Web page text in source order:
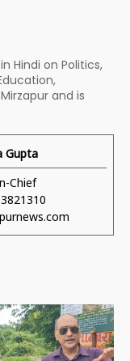
Hindi on Politics,
and is
Gupta
Chief